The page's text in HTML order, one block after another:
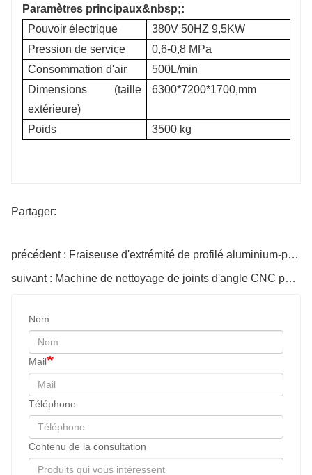
Paramètres principaux&nbsp;:
Pouvoir électrique
380V 50HZ 9,5KW
Pression de service
0,6-0,8 MPa
Consommation d'air
500L/min
Dimensions (taille
extérieure)
6300*7200*1700,mm
Poids 3500 kg
Partager:
précédent : Fraiseuse d'extrémité de profilé aluminium-plastique
suivant : Machine de nettoyage de joints d'angle CNC pour portes et fenêtres en plastique (cinq couteaux)
Nom
Mail
Téléphone
Contenu de la consultation